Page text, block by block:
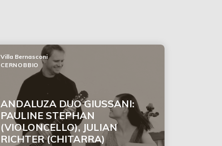
ANDALUZA DUO GIUSSANI:
PAULINE STEPHAN
(VIOLONCELLO), JULIAN
RICHTER (CHITARRA)
Villa Bernasconi
CERNOBBIO